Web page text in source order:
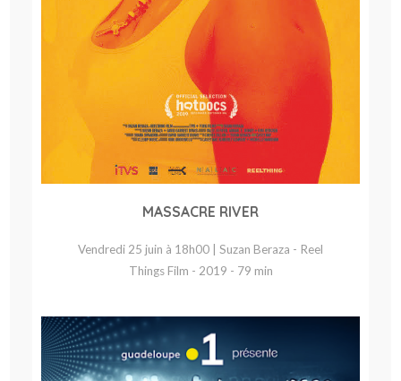
MASSACRE RIVER
Vendredi 25 juin à 18h00 | Suzan Beraza - Reel
Things Film - 2019 - 79 min